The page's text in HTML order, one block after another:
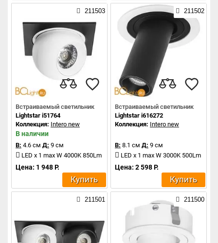
211503
Встраиваемый светильник
Lightstar i51764
Коллекция: Intero new
В наличии
В: 4.6 см Д: 9 см
LED x 1 max W 4000K 850Lm
Цена: 1 948 Р.
Купить
211502
Встраиваемый светильник
Lightstar i616272
Коллекция: Intero new
В: 8.1 см Д: 9 см
LED x 1 max W 3000K 500Lm
Цена: 2 598 Р.
Купить
211501 211500